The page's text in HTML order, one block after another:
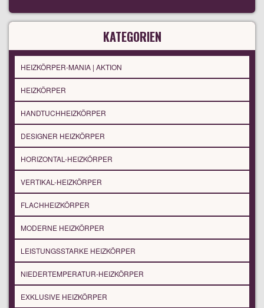
KATEGORIEN
HEIZKÖRPER-MANIA | AKTION
HEIZKÖRPER
HANDTUCHHEIZKÖRPER
DESIGNER HEIZKÖRPER
HORIZONTAL-HEIZKÖRPER
VERTIKAL-HEIZKÖRPER
FLACHHEIZKÖRPER
MODERNE HEIZKÖRPER
LEISTUNGSSTARKE HEIZKÖRPER
NIEDERTEMPERATUR-HEIZKÖRPER
EXKLUSIVE HEIZKÖRPER